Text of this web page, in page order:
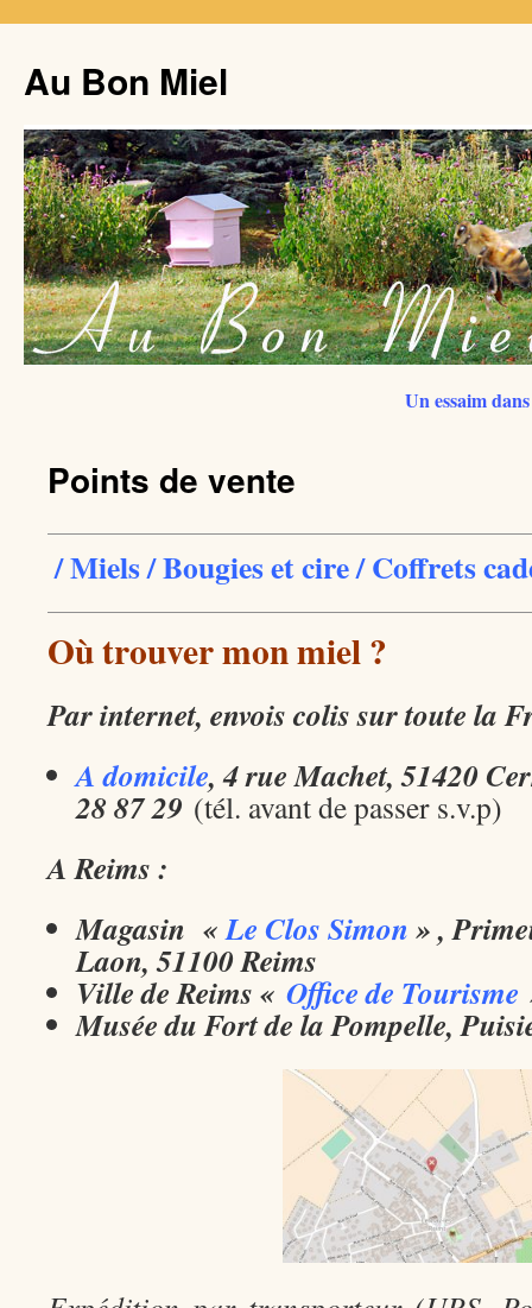
Au Bon Miel
Un essaim
Points de vente
/Miels/Bougies et cire/Coffrets
Où trouver mon miel ?
Par internet, envois colis sur toute la
A domicile, 4 rue Machet, 51420
28 87 29 (tél. avant de passer s.v.p)
A Reims :
Magasin «Le Clos Simon» ,
Laon, 51100 Reims
Ville de Reims « Office de Tourisme
Musée du Fort de la Pompelle,